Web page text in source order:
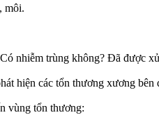
môi.
nhiễm trùng không? Đã được
hiện các tổn thương xương bên
vùng tổn thương: